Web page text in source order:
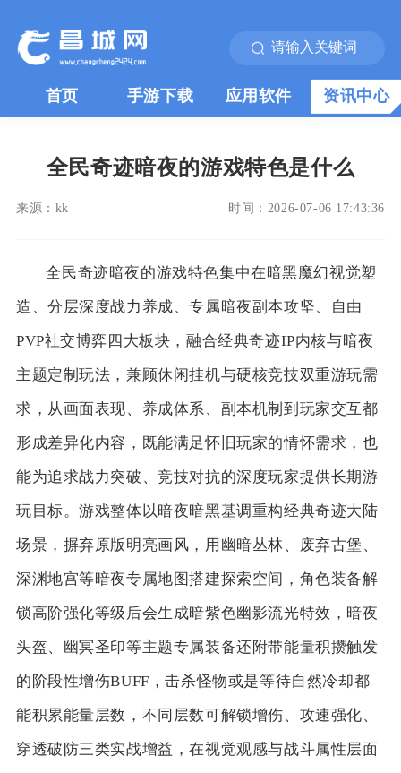
首页 手游下载 应用软件 资讯中心
全民奇迹暗夜的游戏特色是什么
来源： kk 时间： 2026-07-06 17:43:36
全民奇迹暗夜的游戏特色集中在暗黑魔幻视觉塑
造、分层深度战力养成、专属暗夜副本攻坚、自由
PVP社交博弈四大板块，融合经典奇迹IP内核与暗夜
主题定制玩法，兼顾休闲挂机与硬核竞技双重游玩需
求，从画面表现、养成体系、副本机制到玩家交互都
形成差异化内容，既能满足怀旧玩家的情怀需求，也
能为追求战力突破、竞技对抗的深度玩家提供长期游
玩目标。游戏整体以暗夜暗黑基调重构经典奇迹大陆
场景，摒弃原版明亮画风，用幽暗丛林、废弃古堡、
深渊地宫等暗夜专属地图搭建探索空间，角色装备解
锁高阶强化等级后会生成暗紫色幽影流光特效，暗夜
头盔、幽冥圣印等主题专属装备还附带能量积攒触发
的阶段性增伤BUFF，击杀怪物或是等待自然冷却都
能积累能量层数，不同层数可解锁增伤、攻速强化、
穿透破防三类实战增益，在视觉观感与战斗属性层面